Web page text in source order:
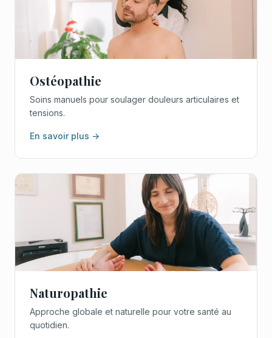
Ostéopathie
Soins manuels pour soulager douleurs articulaires et
tensions.
En savoir plus →
Naturopathie
Approche globale et naturelle pour votre santé au
quotidien.